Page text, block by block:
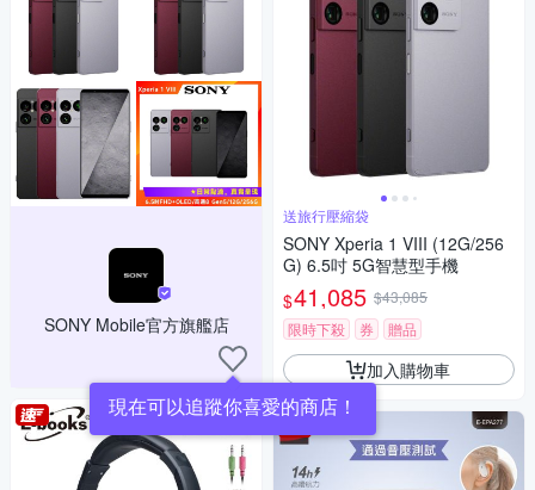
SONY Mobile官方旗艦店
現在可以追蹤你喜愛的商店！
送旅行壓縮袋
SONY Xperia 1 VIII (12G/256
G) 6.5吋 5G智慧型手機
$41,085 $43,085
限時下殺
券 贈品
加入購物車